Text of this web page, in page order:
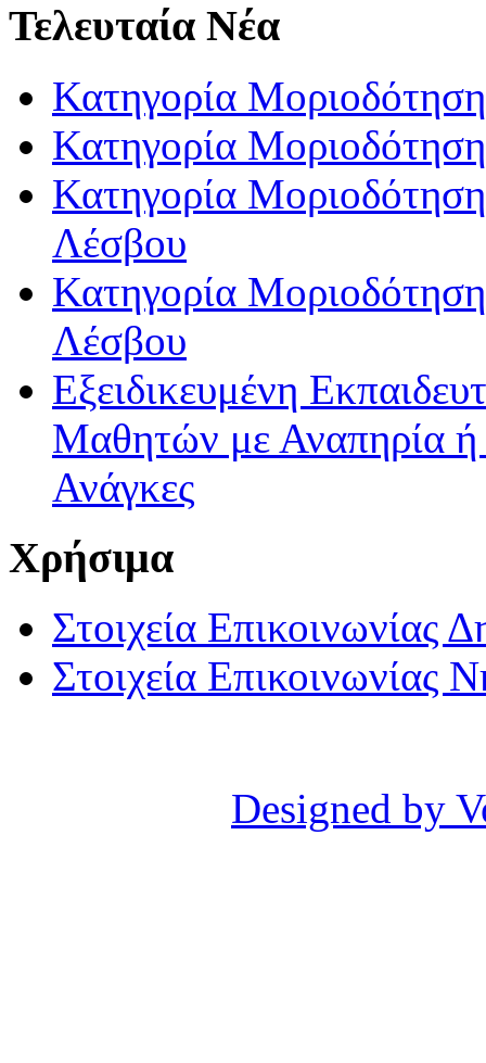
Τελευταία Νέα
Κατηγορία
Κατηγορία
Κατηγορία
Λέσβου
Κατηγορία
Λέσβου
Εξειδικευμένη
Μαθητών με Αναπηρία ή /
Ανάγκες
Χρήσιμα
Στοιχεία Επικοινωνίας
Στοιχεία Επικοινωνίας
Designed by